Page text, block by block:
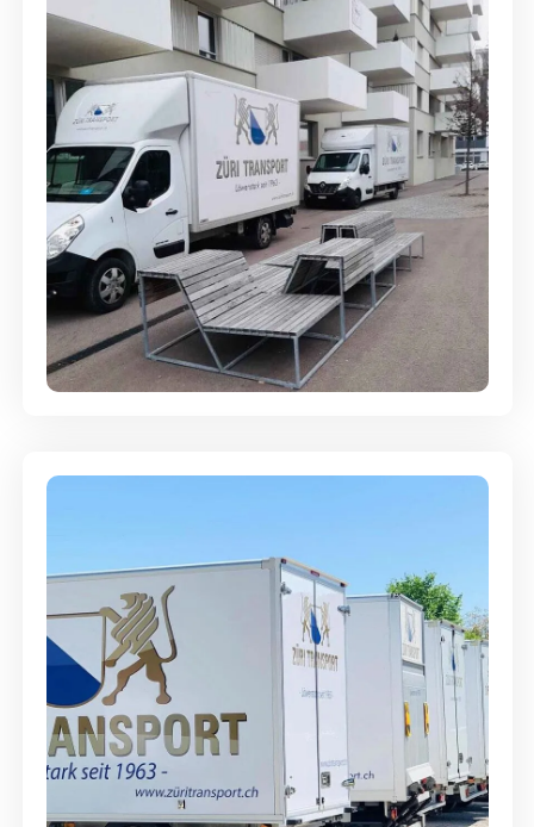
Umzugsreinigung - mit
Abgabegarantie